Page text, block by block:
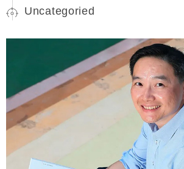
Uncategoried